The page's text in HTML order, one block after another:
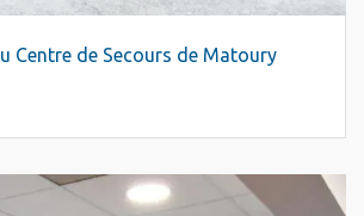
Centre de Secours de Matoury